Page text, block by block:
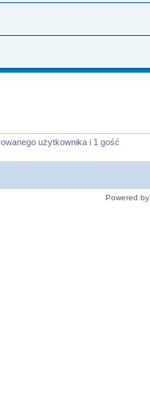
użytkownika i 1 gość
Powered by